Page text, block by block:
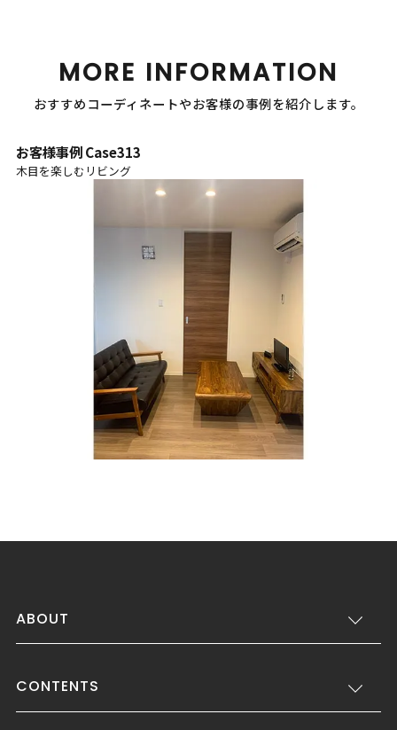
MORE INFORMATION
おすすめコーディネートやお客様の事例を紹介します。
お客様事例 Case313
木目を楽しむリビング
ABOUT
CONTENTS